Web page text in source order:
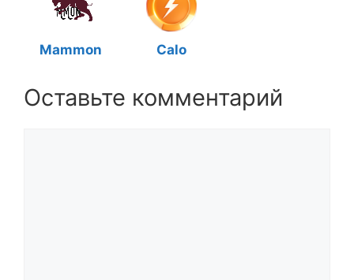
Mammon Calo
Оставьте комментарий